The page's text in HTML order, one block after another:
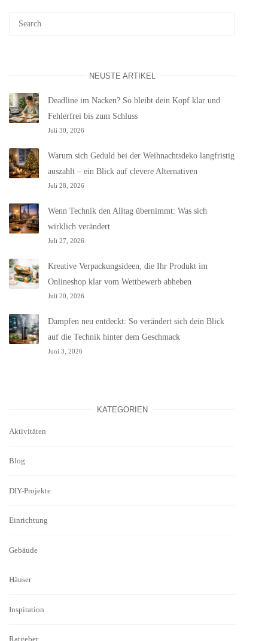
NEUSTE ARTIKEL
Deadline im Nacken? So bleibt dein Kopf klar und
Fehlerfrei bis zum Schluss
Juli 30, 2026
Warum sich Geduld bei der Weihnachtsdeko langfristig
auszahlt – ein Blick auf clevere Alternativen
Juli 28, 2026
Wenn Technik den Alltag übernimmt: Was sich
wirklich verändert
Juli 27, 2026
Kreative Verpackungsideen, die Ihr Produkt im
Onlineshop klar vom Wettbewerb abheben
Juli 20, 2026
Dampfen neu entdeckt: So verändert sich dein Blick
auf die Technik hinter dem Geschmack
Juni 3, 2026
KATEGORIEN
Aktivitäten
Blog
DIY-Projekte
Einrichtung
Gebäude
Häuser
Inspiration
Ratgeber